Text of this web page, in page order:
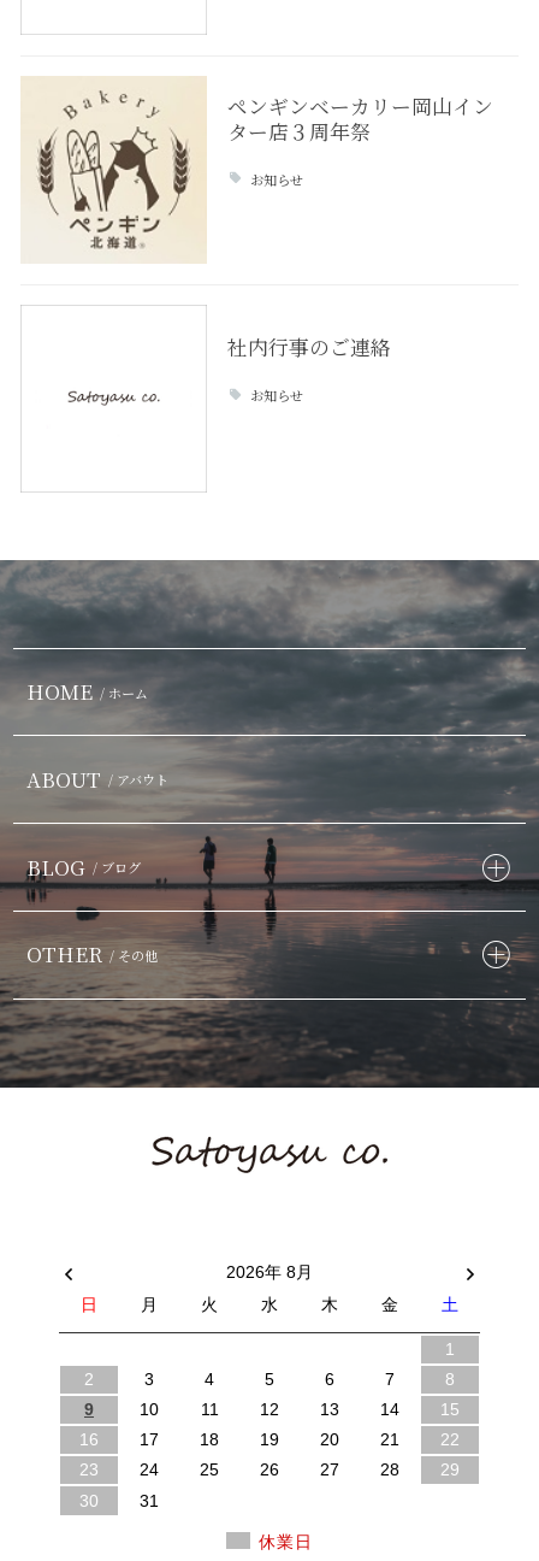
ペンギンベーカリー岡山イン
ター店３周年祭
お知らせ
社内行事のご連絡
お知らせ
HOME / ホーム
ABOUT / アバウト
BLOG / ブログ
OTHER / その他
2026年 8月
日
月 火 水 木 金 土
1
2
3 4 5 6 7
8
9
10 11 12 13 14
15
16
17 18 19 20 21
22
23
24 25 26 27 28
29
30
31
休業日